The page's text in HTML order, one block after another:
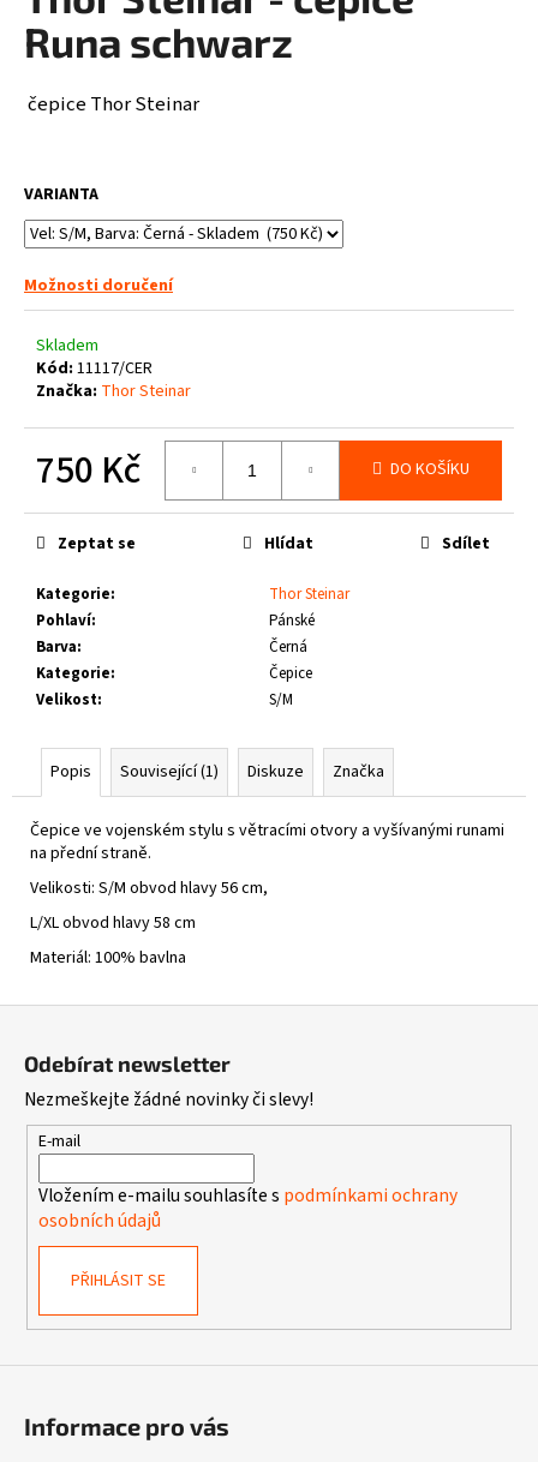
0,0
z
hvězdiček.
Runa schwarz
čepice Thor Steinar
VARIANTA
Možnosti doručení
Skladem
Kód: 11117/CER
Značka: Thor Steinar
750 Kč
cena:
DO KOŠÍKU
Kategorie:
Thor Steinar
Pohlaví:
Pánské
Barva:
Černá
Kategorie:
Čepice
Velikost: S/M
Zeptat se Hlídat Sdílet
Popis Související (1) Diskuze Značka
Čepice ve vojenském stylu s větracími otvory a vyšívanými runami
na přední straně.
Velikosti: S/M obvod hlavy 56 cm,
L/XL obvod hlavy 58 cm
Materiál: 100% bavlna
a
j
í
HLEDAT
D
p
o
u
m
THOR
STEINAR
KOŠILE
VIKE
SCHWARZ
1
650
Kč
Odebírat newsletter
Nezmeškejte žádné novinky či slevy!
E-mail
Vložením e-mailu souhlasíte s podmínkami ochrany
osobních údajů
PŘIHLÁSIT SE
Informace pro vás